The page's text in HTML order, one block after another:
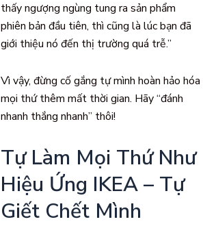
thấy ngượng ngùng tung ra sản phẩm
phiên bản đầu tiên, thì cũng là lúc bạn đã
giới thiệu nó đến thị trường quá trễ.”
Vì vậy, đừng cố gắng tự mình hoàn hảo hóa
mọi thứ thêm mất thời gian. Hãy “đánh
nhanh thắng nhanh” thôi!
Tự Làm Mọi Thứ Như
Hiệu Ứng IKEA – Tự
Giết Chết Mình